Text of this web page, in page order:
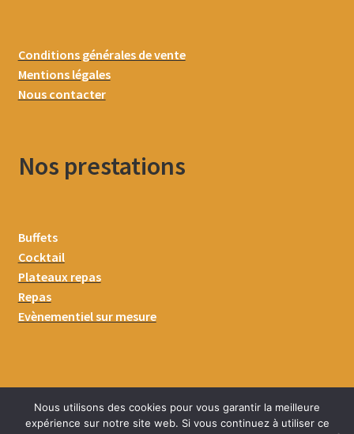
Conditions générales de vente
Mentions légales
Nous contacter
Nos prestations
Buffets
Cocktail
Plateaux repas
Repas
Evènementiel sur mesure
Nous utilisons des cookies pour vous garantir la meilleure
expérience sur notre site web. Si vous continuez à utiliser ce